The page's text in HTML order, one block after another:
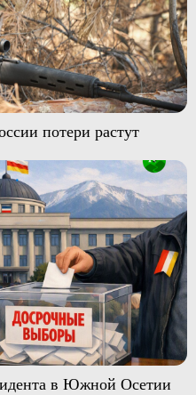
потери растут
в Южной Осетии